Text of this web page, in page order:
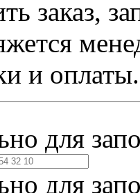
заказ,
и оплаты.
для
для